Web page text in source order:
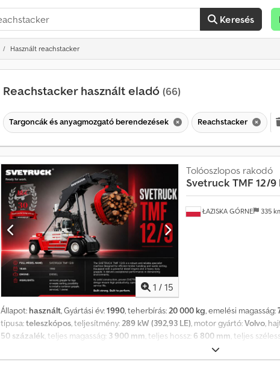
Keresés
Használt reachstacker
Reachstacker használt eladó (66)
Targoncák és anyagmozgató berendezések Reachstacker
1 / 15
ŁAZISKA GÓRNE 335
Tolóoszlopos rakodó
Svetruck TMF 12/9
Állapot: használt, Gyártási év:1990, teherbírás:20 000 kg, emelési magasság:
típusa:teleszkópos, teljesítmény:289 kW (392,93 LE), motor gyártó:Volvo,
50 százalék, teljes magasság: 3 900 mm, teljes hossz: 6 800 mm, teljes
, = További opciók és
Szervokormány = További információk = Általános információk A gyártás